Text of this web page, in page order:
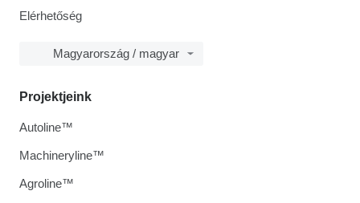
Elérhetőség
Magyarország / magyar
Projektjeink
Autoline™
Machineryline™
Agroline™